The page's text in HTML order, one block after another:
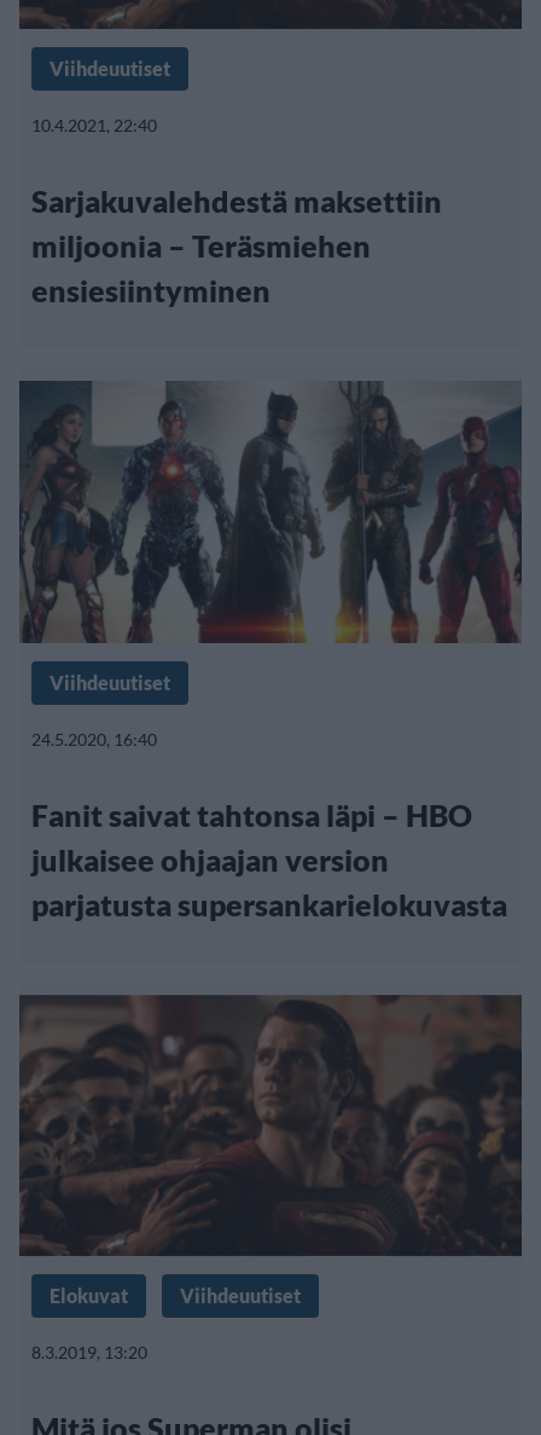
Viihdeuutiset
10.4.2021, 22:40
Sarjakuvalehdestä maksettiin
miljoonia – Teräsmiehen
ensiesiintyminen
Viihdeuutiset
24.5.2020, 16:40
Fanit saivat tahtonsa läpi – HBO
julkaisee ohjaajan version
parjatusta supersankarielokuvasta
Elokuvat Viihdeuutiset
8.3.2019, 13:20